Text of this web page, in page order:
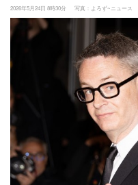
2026年5月24日 8時30分 写真：よろず~ニュース